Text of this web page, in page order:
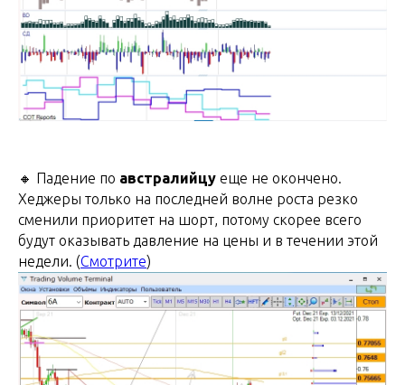
🔸 Падение по австралийцу еще не окончено.
Хеджеры только на последней волне роста резко
сменили приоритет на шорт, потому скорее всего
будут оказывать давление на цены и в течении этой
недели. (Смотрите)